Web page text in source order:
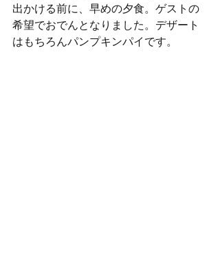
出かける前に、早めの夕食。ゲストの
希望でおでんとなりました。デザート
はもちろんパンプキンパイです。